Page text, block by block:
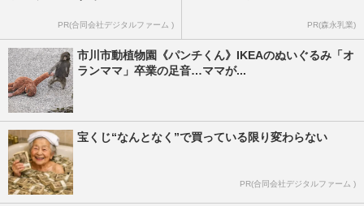
PR(合同会社デジタルファーム ) PR(森永乳業)
市川市動植物園《パンチくん》IKEAのぬいぐるみ「オ
ランママ」卒業の足音…ママが...
宝くじ“なんとなく”で買っている限り変わらない
PR(合同会社デジタルファーム )